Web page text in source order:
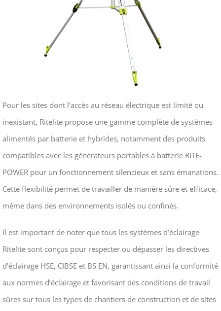
Pour les sites dont l’accès au réseau électrique est limité ou
inexistant, Ritelite propose une gamme complète de systèmes
alimentés par batterie et hybrides, notamment des produits
compatibles avec les générateurs portables à batterie RITE-
POWER pour un fonctionnement silencieux et sans émanations.
Cette flexibilité permet de travailler de manière sûre et efficace,
même dans des environnements isolés ou confinés.
Il est important de noter que tous les systèmes d’éclairage
Ritelite sont conçus pour respecter ou dépasser les directives
d’éclairage HSE, CIBSE et BS EN, garantissant ainsi la conformité
aux normes d’éclairage et favorisant des conditions de travail
sûres sur tous les types de chantiers de construction et de sites